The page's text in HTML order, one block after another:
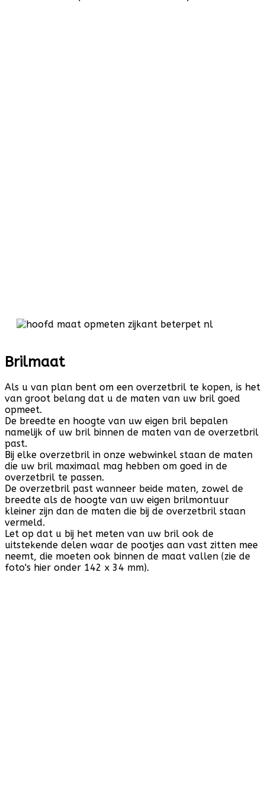
Brilmaat
Als u van plan bent om een overzetbril te kopen, is het
van groot belang dat u de maten van uw bril goed
opmeet.
De breedte en hoogte van uw eigen bril bepalen
namelijk of uw bril binnen de maten van de overzetbril
past.
Bij elke overzetbril in onze webwinkel staan de maten
die uw bril maximaal mag hebben om goed in de
overzetbril te passen.
De overzetbril past wanneer beide maten, zowel de
breedte als de hoogte van uw eigen brilmontuur
kleiner zijn dan de maten die bij de overzetbril staan
vermeld.
Let op dat u bij het meten van uw bril ook de
uitstekende delen waar de pootjes aan vast zitten mee
neemt, die moeten ook binnen de maat vallen (zie de
foto's hier onder 142 x 34 mm).